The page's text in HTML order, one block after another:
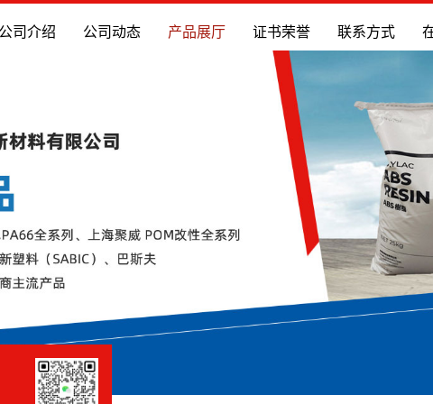
司介绍 公司动态 产品展厅 证书荣誉 联系方式